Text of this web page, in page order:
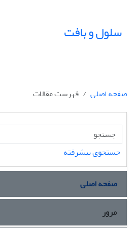
سلول و بافت
صفحه اصلی
فهرست مقالات
جستجوی پیشرفته
صفحه اصلی
مرور